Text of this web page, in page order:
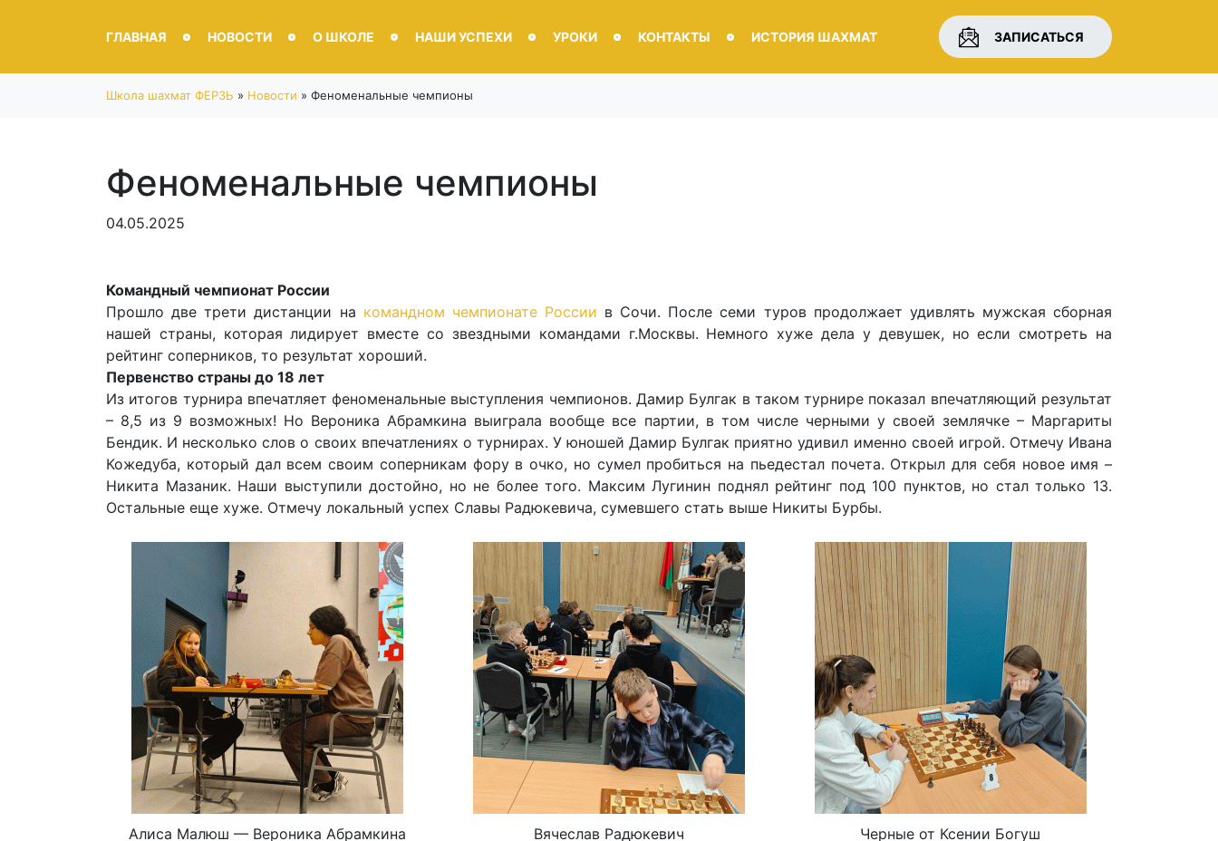
ГЛАВНАЯ НОВОСТИ О ШКОЛЕ НАШИ УСПЕХИ УРОКИ КОНТАКТЫ ИСТОРИЯ ШАХМАТ ЗАПИСАТЬСЯ
Школа шахмат ФЕРЗЬ » Новости » Феноменальные чемпионы
Феноменальные чемпионы
04.05.2025
Командный чемпионат России
Прошло две трети дистанции на командном чемпионате России в Сочи. После семи туров продолжает удивлять мужская сборная
нашей страны, которая лидирует вместе со звездными командами г.Москвы. Немного хуже дела у девушек, но если смотреть на
рейтинг соперников, то результат хороший.
Первенство страны до 18 лет
Из итогов турнира впечатляет феноменальные выступления чемпионов. Дамир Булгак в таком турнире показал впечатляющий результат
– 8,5 из 9 возможных! Но Вероника Абрамкина выиграла вообще все партии, в том числе черными у своей землячке – Маргариты
Бендик. И несколько слов о своих впечатлениях о турнирах. У юношей Дамир Булгак приятно удивил именно своей игрой. Отмечу Ивана
Кожедуба, который дал всем своим соперникам фору в очко, но сумел пробиться на пьедестал почета. Открыл для себя новое имя –
Никита Мазаник. Наши выступили достойно, но не более того. Максим Лугинин поднял рейтинг под 100 пунктов, но стал только 13.
Остальные еще хуже. Отмечу локальный успех Славы Радюкевича, сумевшего стать выше Никиты Бурбы.
Алиса Малюш — Вероника Абрамкина Вячеслав Радюкевич
Черные от Ксении Богуш